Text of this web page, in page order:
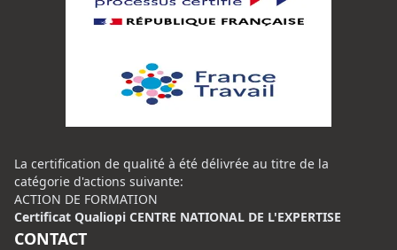
La certification de qualité à été délivrée au titre de la
catégorie d'actions suivante:
ACTION DE FORMATION
Certificat Qualiopi CENTRE NATIONAL DE L'EXPERTISE
CONTACT